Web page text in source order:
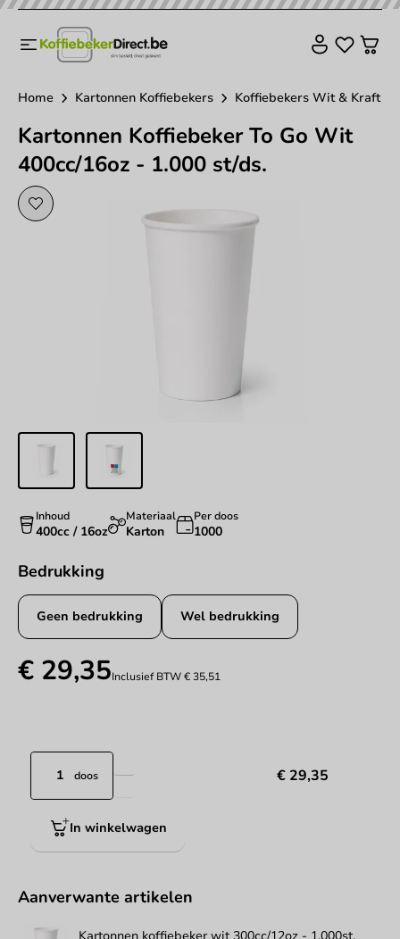
Home Kartonnen Koffiebekers Koffiebekers Wit & Kraft
Kartonnen Koffiebeker To Go Wit
400cc/16oz - 1.000 st/ds.
Inhoud
400cc / 16oz
Materiaal
Karton
Per doos
1000
Bedrukking
Geen bedrukking Wel bedrukking
€ 29,35Inclusief BTW€ 35,51
doos € 29,35
In winkelwagen
Aanverwante artikelen